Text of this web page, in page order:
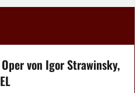
von Igor Strawinsky,